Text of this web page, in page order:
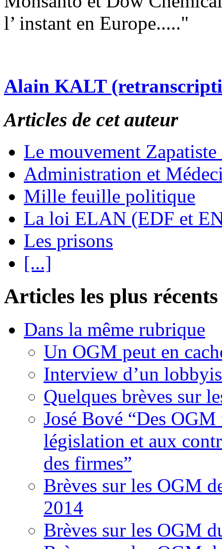
l’ instant en Europe....."
Alain KALT
Articles de cet auteur
Le mouvement
Administration et
Mille feuille politique
La loi ELAN (EDF et
Les prisons
[...]
Articles les plus récents
Dans la même rubrique
Un OGM peut en
Interview d’un
Quelques brèves sur
José Bové “Des
législation et aux
des firmes”
Brèves sur les OGM
2014
Brèves sur les OGM